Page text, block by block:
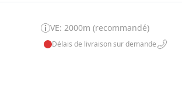
VE: 2000m (recommandé)
Délais de livraison sur demande